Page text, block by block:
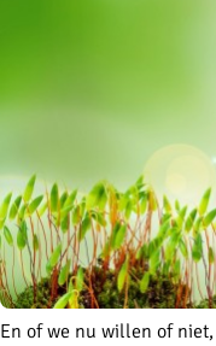
En of we nu willen of